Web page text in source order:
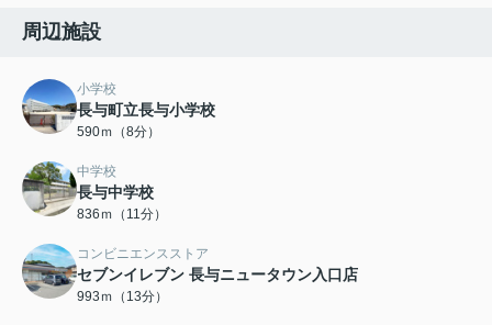
周辺施設
小学校
長与町立長与小学校
590ｍ（8分）
中学校
長与中学校
836ｍ（11分）
コンビニエンスストア
セブンイレブン 長与ニュータウン入口店
993ｍ（13分）